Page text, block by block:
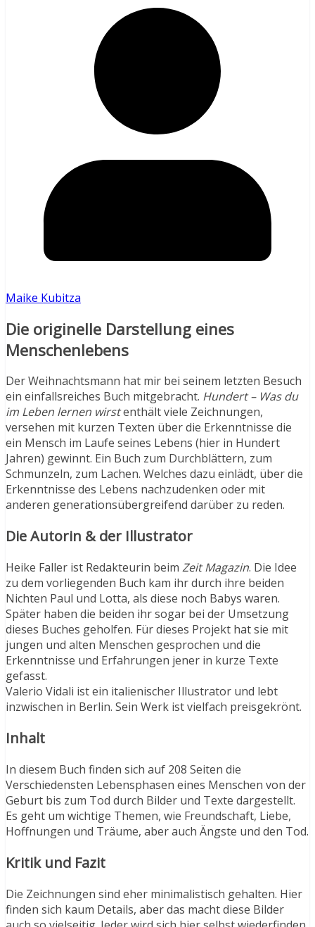
Maike Kubitza
Die originelle Darstellung eines
Menschenlebens
Der Weihnachtsmann hat mir bei seinem letzten Besuch
ein einfallsreiches Buch mitgebracht. Hundert – Was du
im Leben lernen wirstenthält viele Zeichnungen,
versehen mit kurzen Texten über die Erkenntnisse die
ein Mensch im Laufe seines Lebens (hier in Hundert
Jahren) gewinnt. Ein Buch zum Durchblättern, zum
Schmunzeln, zum Lachen. Welches dazu einlädt, über die
Erkenntnisse des Lebens nachzudenken oder mit
anderen generationsübergreifend darüber zu reden.
Die Autorin & der Illustrator
Heike Faller ist Redakteurin beim Zeit Magazin. Die Idee
zu dem vorliegenden Buch kam ihr durch ihre beiden
Nichten Paul und Lotta, als diese noch Babys waren.
Später haben die beiden ihr sogar bei der Umsetzung
dieses Buches geholfen. Für dieses Projekt hat sie mit
jungen und alten Menschen gesprochen und die
Erkenntnisse und Erfahrungen jener in kurze Texte
gefasst.
Valerio Vidali ist ein italienischer Illustrator und lebt
inzwischen in Berlin. Sein Werk ist vielfach preisgekrönt.
Inhalt
In diesem Buch finden sich auf 208 Seiten die
Verschiedensten Lebensphasen eines Menschen von der
Geburt bis zum Tod durch Bilder und Texte dargestellt.
Es geht um wichtige Themen, wie Freundschaft, Liebe,
Hoffnungen und Träume, aber auch Ängste und den Tod.
Kritik und Fazit
Die Zeichnungen sind eher minimalistisch gehalten. Hier
finden sich kaum Details, aber das macht diese Bilder